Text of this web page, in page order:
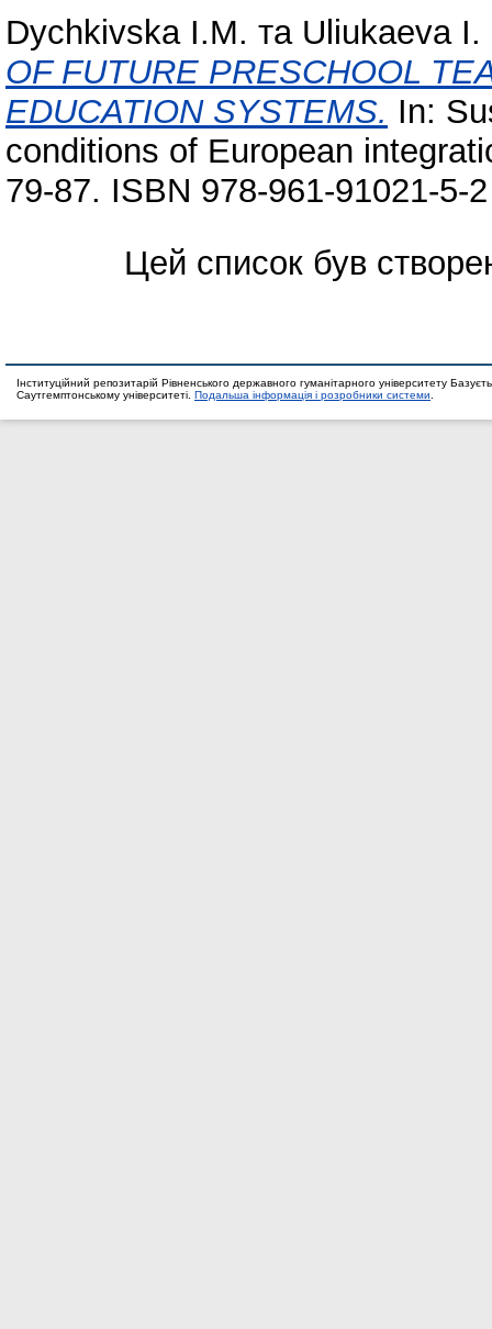
Dychkivska I.M. та Uliukaeva I.
OF FUTURE PRESCHOOL
EDUCATION SYSTEMS. In:
conditions of European
79-87. ISBN 978-961-91021-5-2
Цей список був
Інституційний репозитарій Рівненського державного гуманітарного університету
Саутгемптонському університеті. Подальша інформація і розробники системи